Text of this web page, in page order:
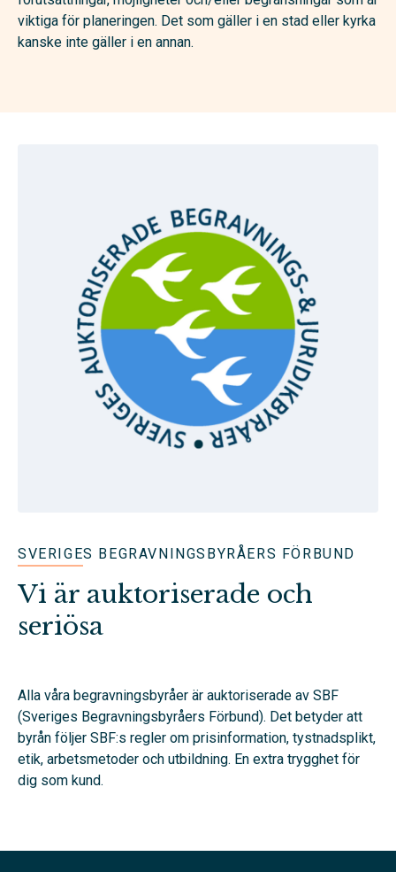
viktiga för planeringen. Det som gäller i en stad eller kyrka
kanske inte gäller i en annan.
SVERIGES BEGRAVNINGSBYRÅERS FÖRBUND
Vi är auktoriserade och
seriösa
Alla våra begravningsbyråer är auktoriserade av SBF
(Sveriges Begravningsbyråers Förbund). Det betyder att
byrån följer SBF:s regler om prisinformation, tystnadsplikt,
etik, arbetsmetoder och utbildning. En extra trygghet för
dig som kund.